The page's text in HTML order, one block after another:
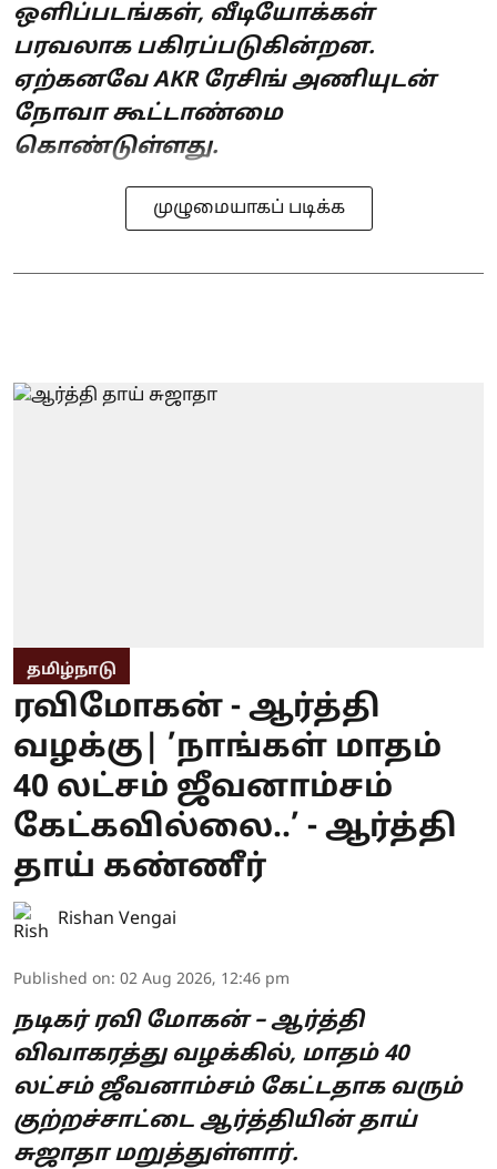
ஒளிப்படங்கள், வீடியோக்கள்
பரவலாக பகிரப்படுகின்றன.
ஏற்கனவே AKR ரேசிங் அணியுடன்
நோவா கூட்டாண்மை
கொண்டுள்ளது.
முழுமையாகப் படிக்க
தமிழ்நாடு
ரவிமோகன் - ஆர்த்தி
வழக்கு| ’நாங்கள் மாதம்
40 லட்சம் ஜீவனாம்சம்
கேட்கவில்லை..’ - ஆர்த்தி
தாய் கண்ணீர்
Rishan Vengai
Published on: 02 Aug 2026, 12:46 pm
நடிகர் ரவி மோகன் – ஆர்த்தி
விவாகரத்து வழக்கில், மாதம் 40
லட்சம் ஜீவனாம்சம் கேட்டதாக வரும்
குற்றச்சாட்டை ஆர்த்தியின் தாய்
சுஜாதா மறுத்துள்ளார்.